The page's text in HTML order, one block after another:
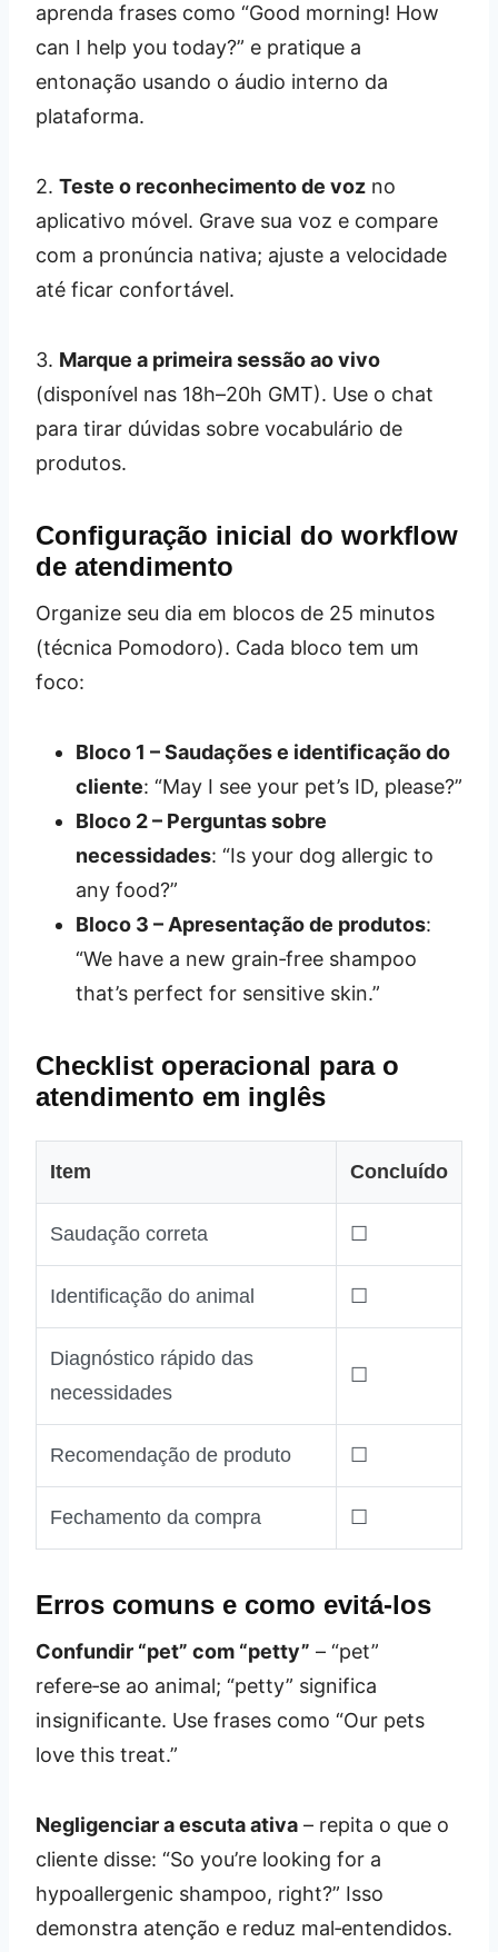
aprenda frases como “Good morning! How
can I help you today?” e pratique a
entonação usando o áudio interno da
plataforma.
2. Teste o reconhecimento de voz no
aplicativo móvel. Grave sua voz e compare
com a pronúncia nativa; ajuste a velocidade
até ficar confortável.
3. Marque a primeira sessão ao vivo
(disponível nas 18h–20h GMT). Use o chat
para tirar dúvidas sobre vocabulário de
produtos.
Configuração inicial do workflow
de atendimento
Organize seu dia em blocos de 25 minutos
(técnica Pomodoro). Cada bloco tem um
foco:
Bloco 1 – Saudações e identificação do
cliente: “May I see your pet’s ID, please?”
Bloco 2 – Perguntas sobre
necessidades: “Is your dog allergic to
any food?”
Bloco 3 – Apresentação de produtos:
“We have a new grain‑free shampoo
that’s perfect for sensitive skin.”
Checklist operacional para o
atendimento em inglês
Item Concluído
Saudação correta ☐
Identificação do animal ☐
Diagnóstico rápido das
necessidades
☐
Recomendação de produto ☐
Fechamento da compra ☐
Erros comuns e como evitá‑los
Confundir “pet” com “petty” – “pet”
refere‑se ao animal; “petty” significa
insignificante. Use frases como “Our pets
love this treat.”
Negligenciar a escuta ativa – repita o que o
cliente disse: “So you’re looking for a
hypoallergenic shampoo, right?” Isso
demonstra atenção e reduz mal‑entendidos.